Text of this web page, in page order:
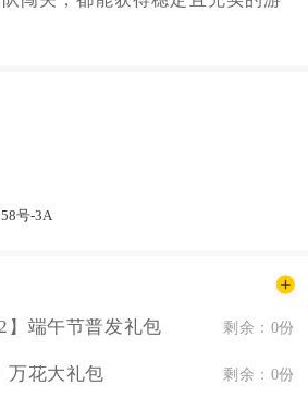
号-3A
】端午节普发礼包 剩余：0份
万花大礼包 剩余：0份